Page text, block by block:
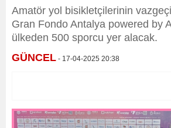
Amatör yol bisikletçilerinin
Gran Fondo Antalya powered by
ülkeden 500 sporcu yer alacak.
GÜNCEL - 17-04-2025 20:38